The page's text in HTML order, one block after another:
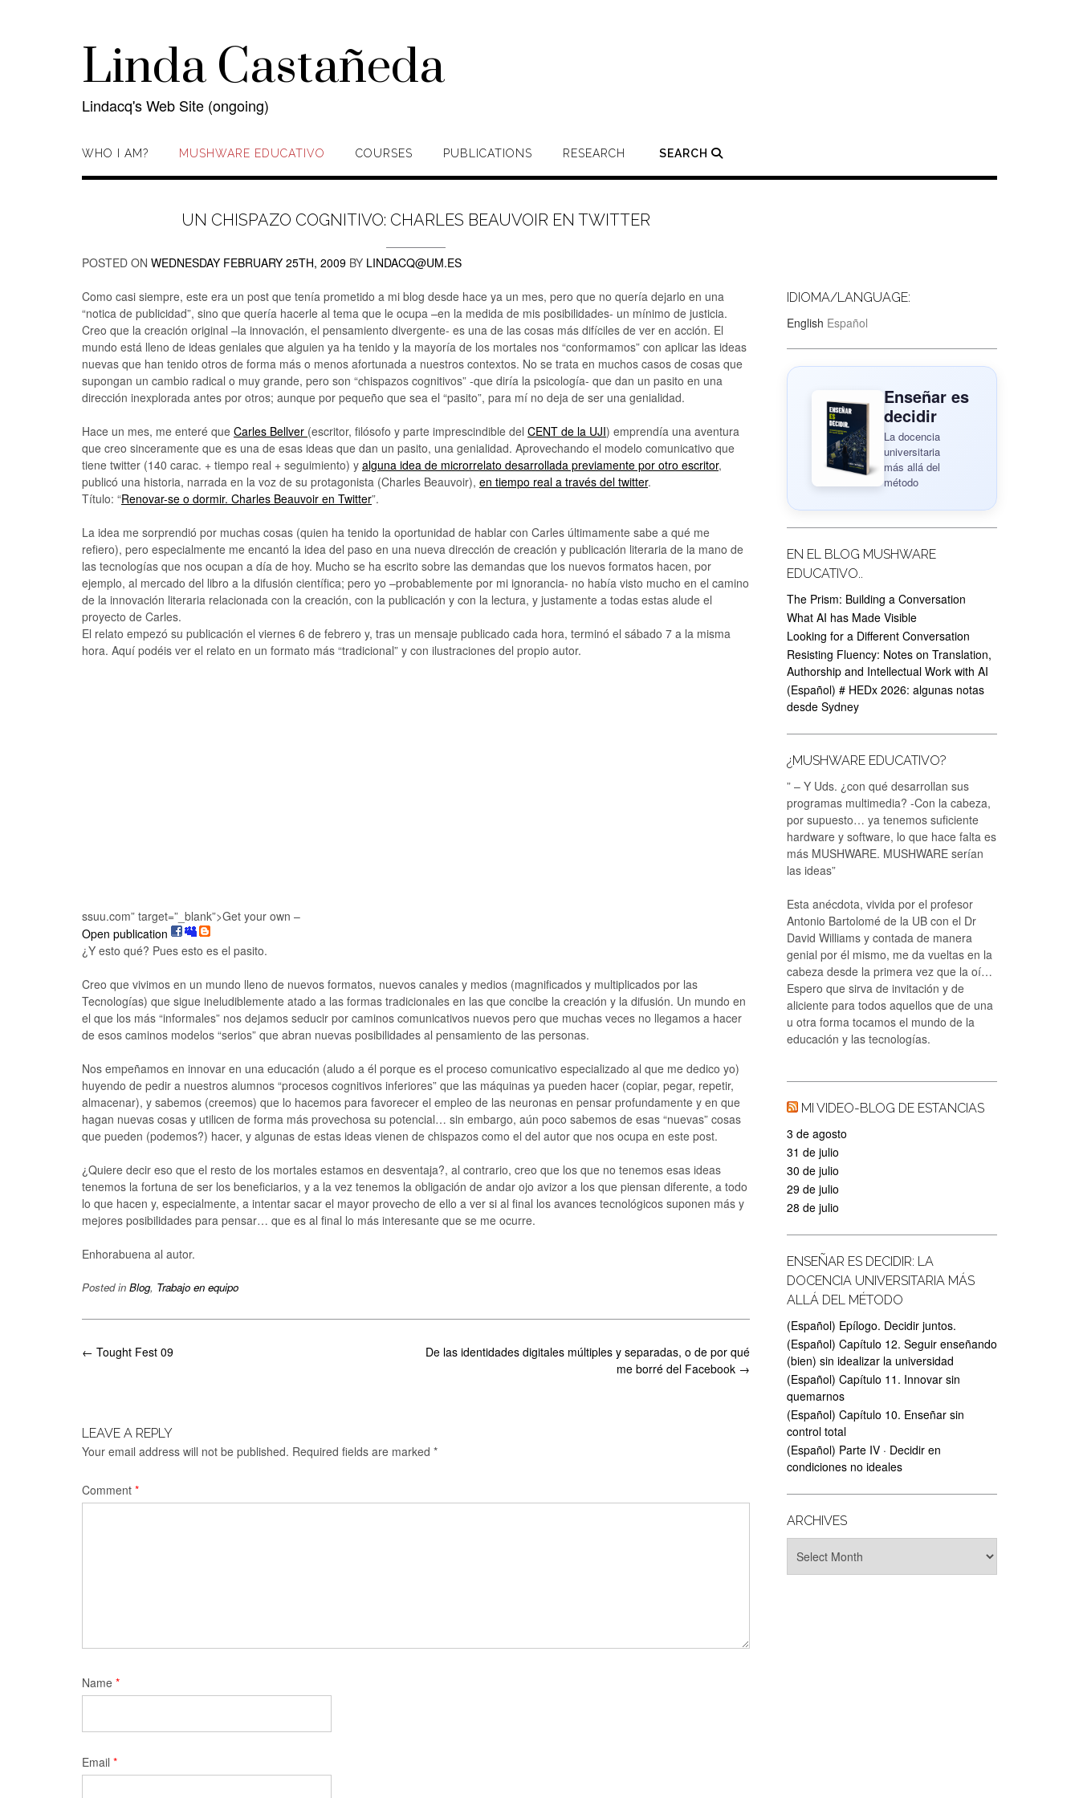
Linda Castañeda
Lindacq's Web Site (ongoing)
WHO I AM? MUSHWARE EDUCATIVO COURSES PUBLICATIONS RESEARCH SEARCH
UN CHISPAZO COGNITIVO: CHARLES BEAUVOIR EN TWITTER
POSTED ON WEDNESDAY FEBRUARY 25TH, 2009 BY LINDACQ@UM.ES
Como casi siempre, este era un post que tenía prometido a mi blog desde hace ya un mes, pero que no quería dejarlo en una
“notica de publicidad”, sino que quería hacerle al tema que le ocupa –en la medida de mis posibilidades- un mínimo de justicia.
Creo que la creación original –la innovación, el pensamiento divergente- es una de las cosas más difíciles de ver en acción. El
mundo está lleno de ideas geniales que alguien ya ha tenido y la mayoría de los mortales nos “conformamos” con aplicar las ideas
nuevas que han tenido otros de forma más o menos afortunada a nuestros contextos. No se trata en muchos casos de cosas que
supongan un cambio radical o muy grande, pero son “chispazos cognitivos” -que diría la psicología- que dan un pasito en una
dirección inexplorada antes por otros; aunque por pequeño que sea el “pasito”, para mí no deja de ser una genialidad.
Hace un mes, me enteré que Carles Bellver (escritor, filósofo y parte imprescindible del CENT de la UJI) emprendía una aventura
que creo sinceramente que es una de esas ideas que dan un pasito, una genialidad. Aprovechando el modelo comunicativo que
tiene twitter (140 carac. + tiempo real + seguimiento) y alguna idea de microrrelato desarrollada previamente por otro escritor,
publicó una historia, narrada en la voz de su protagonista (Charles Beauvoir), en tiempo real a través del twitter.
Título: “Renovar-se o dormir. Charles Beauvoir en Twitter”.
La idea me sorprendió por muchas cosas (quien ha tenido la oportunidad de hablar con Carles últimamente sabe a qué me
refiero), pero especialmente me encantó la idea del paso en una nueva dirección de creación y publicación literaria de la mano de
las tecnologías que nos ocupan a día de hoy. Mucho se ha escrito sobre las demandas que los nuevos formatos hacen, por
ejemplo, al mercado del libro a la difusión científica; pero yo –probablemente por mi ignorancia- no había visto mucho en el camino
de la innovación literaria relacionada con la creación, con la publicación y con la lectura, y justamente a todas estas alude el
proyecto de Carles.
El relato empezó su publicación el viernes 6 de febrero y, tras un mensaje publicado cada hora, terminó el sábado 7 a la misma
hora. Aquí podéis ver el relato en un formato más “tradicional” y con ilustraciones del propio autor.
ssuu.com” target=”_blank”>Get your own –
Open publication
¿Y esto qué? Pues esto es el pasito.
Creo que vivimos en un mundo lleno de nuevos formatos, nuevos canales y medios (magnificados y multiplicados por las
Tecnologías) que sigue ineludiblemente atado a las formas tradicionales en las que concibe la creación y la difusión. Un mundo en
el que los más “informales” nos dejamos seducir por caminos comunicativos nuevos pero que muchas veces no llegamos a hacer
de esos caminos modelos “serios” que abran nuevas posibilidades al pensamiento de las personas.
Nos empeñamos en innovar en una educación (aludo a él porque es el proceso comunicativo especializado al que me dedico yo)
huyendo de pedir a nuestros alumnos “procesos cognitivos inferiores” que las máquinas ya pueden hacer (copiar, pegar, repetir,
almacenar), y sabemos (creemos) que lo hacemos para favorecer el empleo de las neuronas en pensar profundamente y en que
hagan nuevas cosas y utilicen de forma más provechosa su potencial… sin embargo, aún poco sabemos de esas “nuevas” cosas
que pueden (podemos?) hacer, y algunas de estas ideas vienen de chispazos como el del autor que nos ocupa en este post.
¿Quiere decir eso que el resto de los mortales estamos en desventaja?, al contrario, creo que los que no tenemos esas ideas
tenemos la fortuna de ser los beneficiarios, y a la vez tenemos la obligación de andar ojo avizor a los que piensan diferente, a todo
lo que hacen y, especialmente, a intentar sacar el mayor provecho de ello a ver si al final los avances tecnológicos suponen más y
mejores posibilidades para pensar… que es al final lo más interesante que se me ocurre.
Enhorabuena al autor.
Posted in Blog, Trabajo en equipo
Post
De las identidades digitales múltiples y separadas, o de por qué
me borré del Facebook →
← Tought Fest 09
LEAVE A REPLY
Your email address will not be published. Required fields are marked *
Comment *
Name *
Email *
IDIOMA/LANGUAGE:
English Español
Enseñar es
decidir
La docencia
universitaria
más allá del
método
EN EL BLOG MUSHWARE
EDUCATIVO..
The Prism: Building a Conversation
What AI has Made Visible
Looking for a Different Conversation
Resisting Fluency: Notes on Translation,
Authorship and Intellectual Work with AI
(Español) # HEDx 2026: algunas notas
desde Sydney
¿MUSHWARE EDUCATIVO?
” – Y Uds. ¿con qué desarrollan sus
programas multimedia? -Con la cabeza,
por supuesto… ya tenemos suficiente
hardware y software, lo que hace falta es
más MUSHWARE. MUSHWARE serían
las ideas”
Esta anécdota, vivida por el profesor
Antonio Bartolomé de la UB con el Dr
David Williams y contada de manera
genial por él mismo, me da vueltas en la
cabeza desde la primera vez que la oí…
Espero que sirva de invitación y de
aliciente para todos aquellos que de una
u otra forma tocamos el mundo de la
educación y las tecnologías.
MI VIDEO-BLOG DE ESTANCIAS
3 de agosto
31 de julio
30 de julio
29 de julio
28 de julio
ENSEÑAR ES DECIDIR: LA
DOCENCIA UNIVERSITARIA MÁS
ALLÁ DEL MÉTODO
(Español) Epílogo. Decidir juntos.
(Español) Capítulo 12. Seguir enseñando
(bien) sin idealizar la universidad
(Español) Capítulo 11. Innovar sin
quemarnos
(Español) Capítulo 10. Enseñar sin
control total
(Español) Parte IV · Decidir en
condiciones no ideales
ARCHIVES